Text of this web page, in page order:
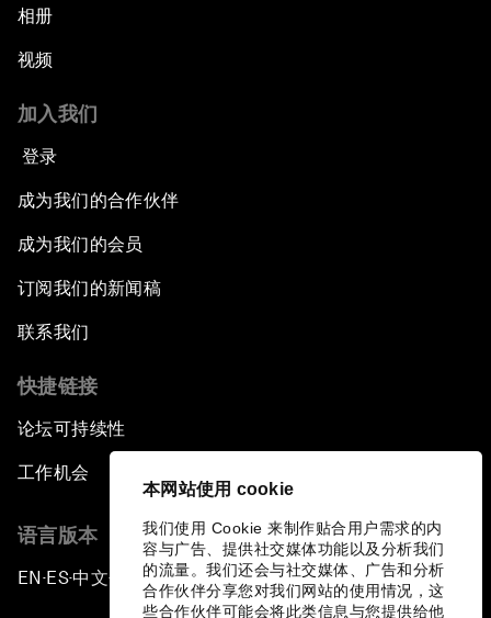
本网站使用 cookie
我们使用 Cookie 来制作贴合用户需求的内
容与广告、提供社交媒体功能以及分析我们
的流量。我们还会与社交媒体、广告和分析
合作伙伴分享您对我们网站的使用情况，这
些合作伙伴可能会将此类信息与您提供给他
相册
视频
加入我们
登录
成为我们的合作伙伴
成为我们的会员
订阅我们的新闻稿
联系我们
快捷链接
论坛可持续性
工作机会
语言版本
EN ▪ES▪中文▪ 日本語